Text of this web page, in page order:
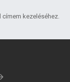
címem kezeléséhez.